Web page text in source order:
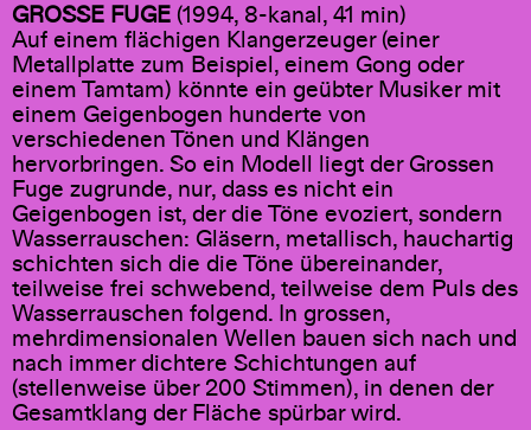
GROSSE FUGE (1994, 8-kanal, 41 min)
Auf einem flächigen Klangerzeuger (einer
Metallplatte zum Beispiel, einem Gong oder
einem Tamtam) könnte ein geübter Musiker mit
einem Geigenbogen hunderte von
verschiedenen Tönen und Klängen
hervorbringen. So ein Modell liegt der Grossen
Fuge zugrunde, nur, dass es nicht ein
Geigenbogen ist, der die Töne evoziert, sondern
Wasserrauschen: Gläsern, metallisch, hauchartig
schichten sich die die Töne übereinander,
teilweise frei schwebend, teilweise dem Puls des
Wasserrauschen folgend. In grossen,
mehrdimensionalen Wellen bauen sich nach und
nach immer dichtere Schichtungen auf
(stellenweise über 200 Stimmen), in denen der
Gesamtklang der Fläche spürbar wird.